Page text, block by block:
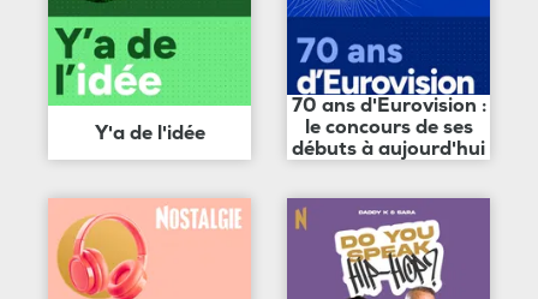
Y'a de l'idée
70 ans d'Eurovision :
le concours de ses
débuts à aujourd'hui